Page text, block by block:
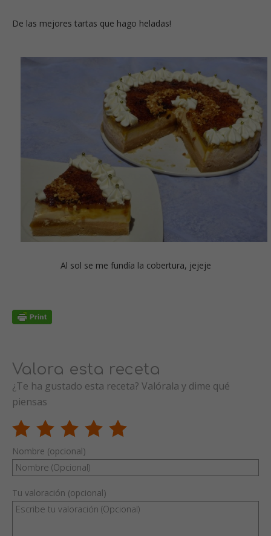
De las mejores tartas que hago heladas!
Al sol se me fundía la cobertura, jejeje
Valora esta receta
¿Te ha gustado esta receta? Valórala y dime qué
piensas
Nombre (opcional)
Tu valoración (opcional)